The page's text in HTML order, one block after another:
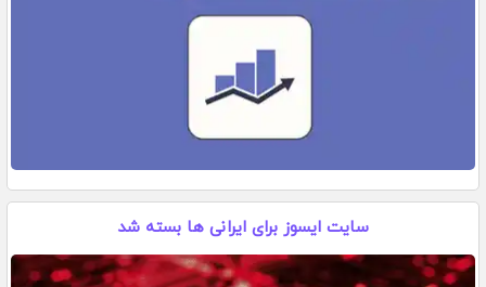
سایت ایسوز برای ایرانی ها بسته شد